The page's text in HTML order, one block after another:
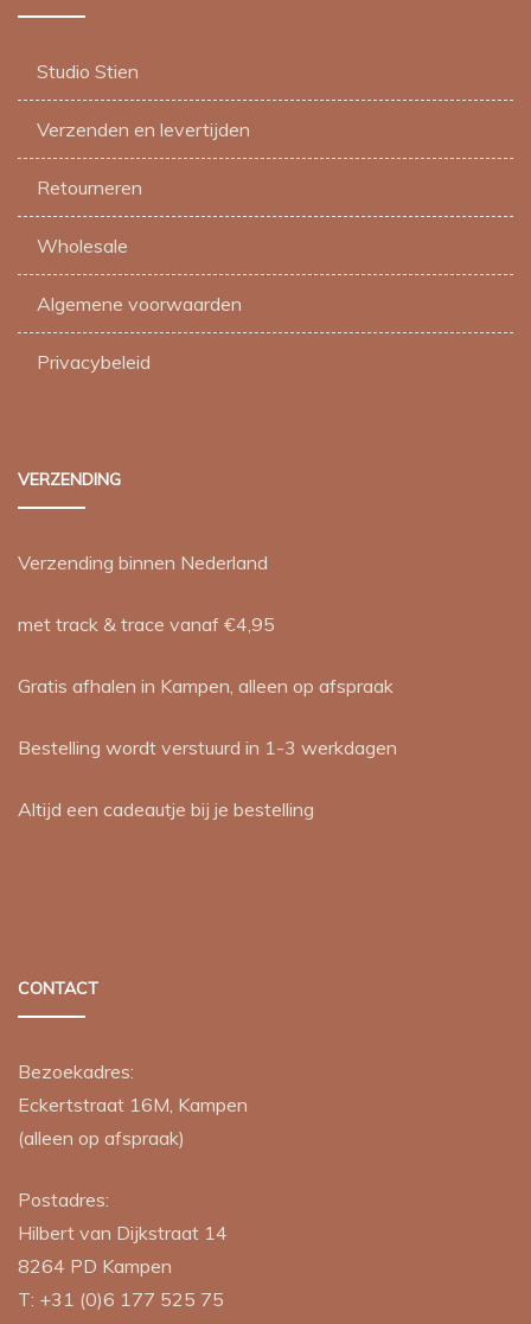
Studio Stien
Verzenden en levertijden
Retourneren
Wholesale
Algemene voorwaarden
Privacybeleid
VERZENDING
Verzending binnen Nederland
met track & trace vanaf €4,95
Gratis afhalen in Kampen, alleen op afspraak
Bestelling wordt verstuurd in 1-3 werkdagen
Altijd een cadeautje bij je bestelling
CONTACT
Bezoekadres:
Eckertstraat 16M, Kampen
(alleen op afspraak)
Postadres:
Hilbert van Dijkstraat 14
8264 PD Kampen
T: +31 (0)6 177 525 75